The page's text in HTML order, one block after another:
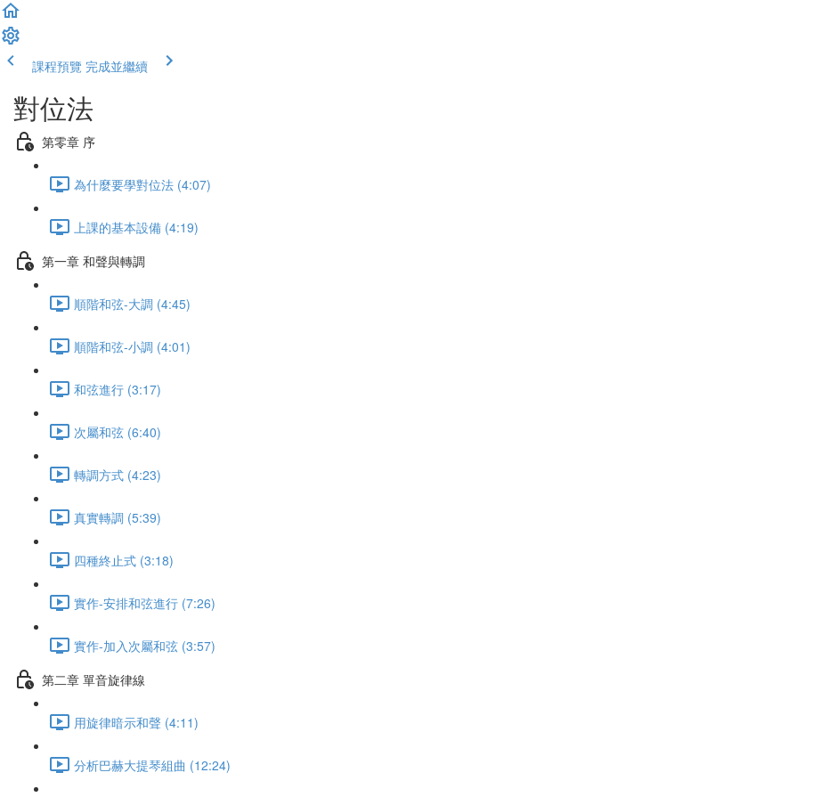
課程預覽 完成並繼續
對位法
第零章 序
為什麼要學對位法 (4:07)
上課的基本設備 (4:19)
第一章 和聲與轉調
順階和弦-大調 (4:45)
順階和弦-小調 (4:01)
和弦進行 (3:17)
次屬和弦 (6:40)
轉調方式 (4:23)
真實轉調 (5:39)
四種終止式 (3:18)
實作-安排和弦進行 (7:26)
實作-加入次屬和弦 (3:57)
第二章 單音旋律線
用旋律暗示和聲 (4:11)
分析巴赫大提琴組曲 (12:24)